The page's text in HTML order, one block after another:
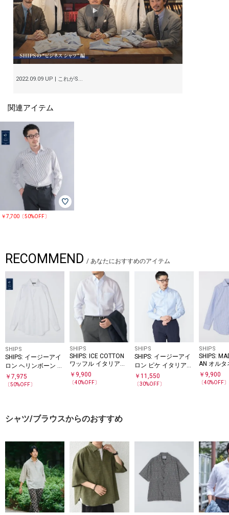
2022.09.09 UP | これがS...
関連アイテム
￥7,700〔50%OFF〕
RECOMMEND / あなたにおすすめのアイテム
SHIPS
SHIPS: イージーアイ
ロン ヘリンボーン ホ
リゾンタルカラー シ
ャツ
￥ 7,975
〔50%OFF〕
SHIPS
SHIPS: ICE COTTON
ワッフル イタリアン
ボタンダウン ソリッ
ド シャツ
￥ 9,900
〔40%OFF〕
SHIPS
SHIPS: イージーアイ
ロン ピケ イタリアン
ボタンダウンカラー
シャツ
￥ 11,550
〔30%OFF〕
SHIPS
SHIPS:
AN オルタ
トライプ
ー シャツ
￥ 9,900
〔40%OFF〕
シャツ/ブラウスからのおすすめ